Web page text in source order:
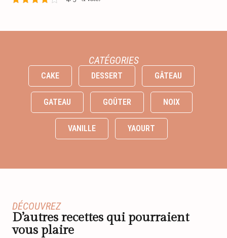
CATÉGORIES
CAKE DESSERT GÂTEAU
GATEAU GOÛTER NOIX
VANILLE YAOURT
DÉCOUVREZ
D’autres recettes qui pourraient
vous plaire